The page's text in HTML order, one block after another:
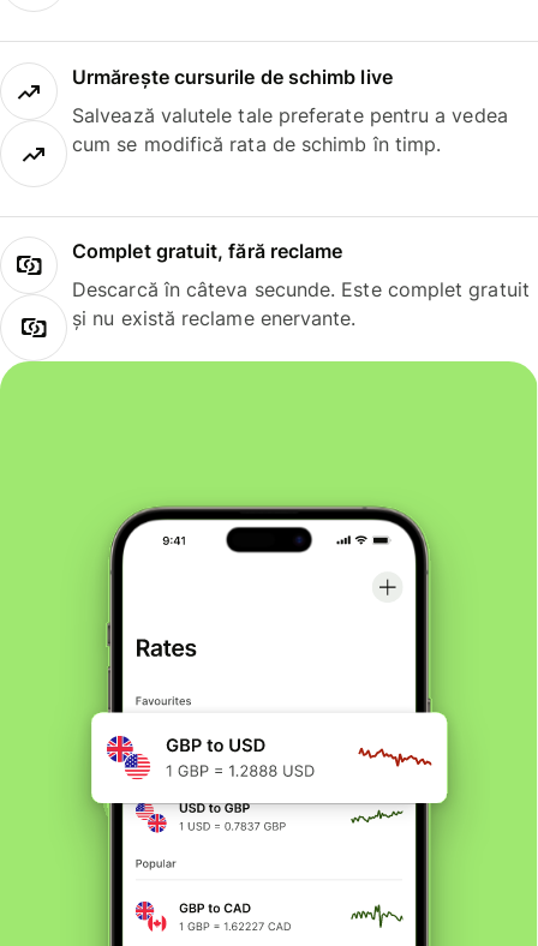
Urmărește cursurile de schimb live
Salvează valutele tale preferate pentru a vedea
cum se modifică rata de schimb în timp.
Complet gratuit, fără reclame
Descarcă în câteva secunde. Este complet gratuit
și nu există reclame enervante.